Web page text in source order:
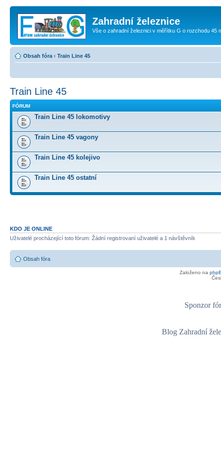
Zahradní železnice
Vše o zahradní železnici v měřítku G o rozchodu 45
Obsah fóra ‹ Train Line 45
Train Line 45
FÓRUM
Train Line 45 lokomotivy
Train Line 45 vagony
Train Line 45 kolejivo
Train Line 45 ostatní
KDO JE ONLINE
Uživatelé procházející toto fórum: Žádní registrovaní uživatelé a 1 návštěvník
Obsah fóra
Založeno na
Sponzor
Blog Zahradní